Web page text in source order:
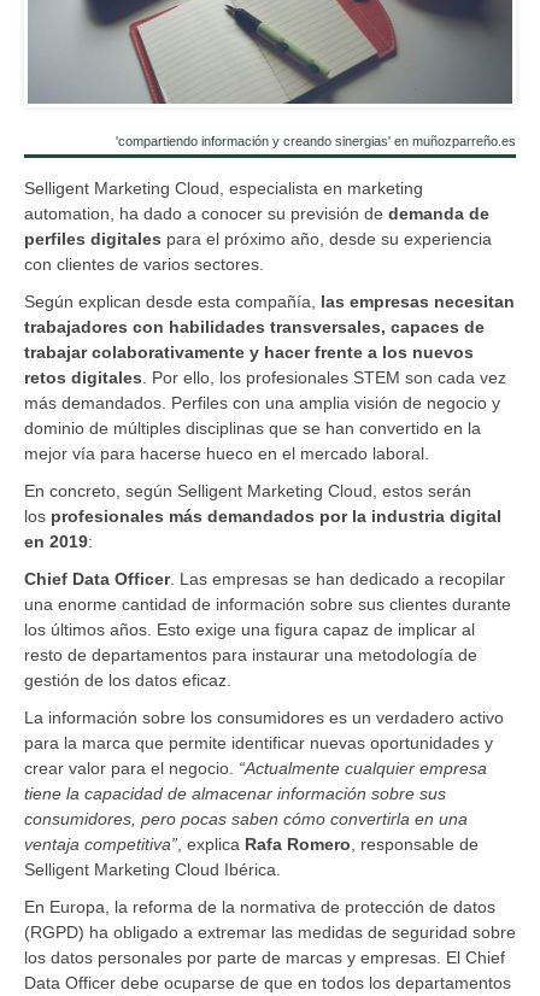
'compartiendo información y creando sinergias' en muñozparreño.es
Selligent Marketing Cloud, especialista en marketing
automation, ha dado a conocer su previsión de demanda de
perfiles digitales para el próximo año, desde su experiencia
con clientes de varios sectores.
Según explican desde esta compañía, las empresas necesitan
trabajadores con habilidades transversales, capaces de
trabajar colaborativamente y hacer frente a los nuevos
retos digitales . Por ello, los profesionales STEM son cada vez
más demandados. Perfiles con una amplia visión de negocio y
dominio de múltiples disciplinas que se han convertido en la
mejor vía para hacerse hueco en el mercado laboral.
En concreto, según Selligent Marketing Cloud, estos serán
los profesionales más demandados por la industria digital
en 2019:
Chief Data Officer. Las empresas se han dedicado a recopilar
una enorme cantidad de información sobre sus clientes durante
los últimos años. Esto exige una figura capaz de implicar al
resto de departamentos para instaurar una metodología de
gestión de los datos eficaz.
La información sobre los consumidores es un verdadero activo
para la marca que permite identificar nuevas oportunidades y
crear valor para el negocio. “Actualmente cualquier empresa
tiene la capacidad de almacenar información sobre sus
consumidores, pero pocas saben cómo convertirla en una
ventaja competitiva” , explica Rafa Romero , responsable de
Selligent Marketing Cloud Ibérica.
En Europa, la reforma de la normativa de protección de datos
(RGPD) ha obligado a extremar las medidas de seguridad sobre
los datos personales por parte de marcas y empresas. El Chief
Data Officer debe ocuparse de que en todos los departamentos